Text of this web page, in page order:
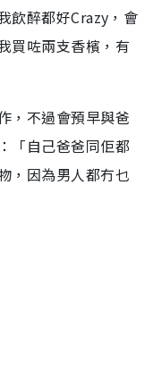
飲醉都好Crazy，會
買咗兩支香檳，有
，不過會預早與爸
「自己爸爸同佢都
，因為男人都冇乜